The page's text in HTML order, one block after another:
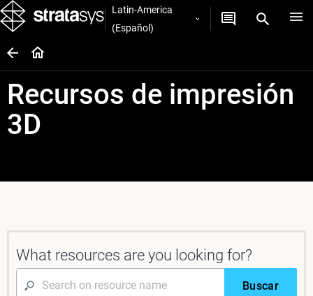
Latin-America
(Español)
Recursos de impresión
3D
What resources are you looking for?
Buscar